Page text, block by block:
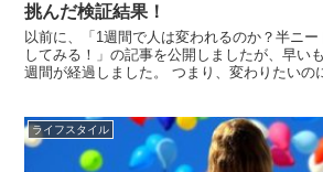
挑んだ検証結果！
以前に、「1週間で人は変われるのか？半ニ
してみる！」の記事を公開しましたが、早い
週間が経過しました。 つまり、変わりたいの
ごしてた僕が、「変わろう！」と思い立って
ライフスタイル